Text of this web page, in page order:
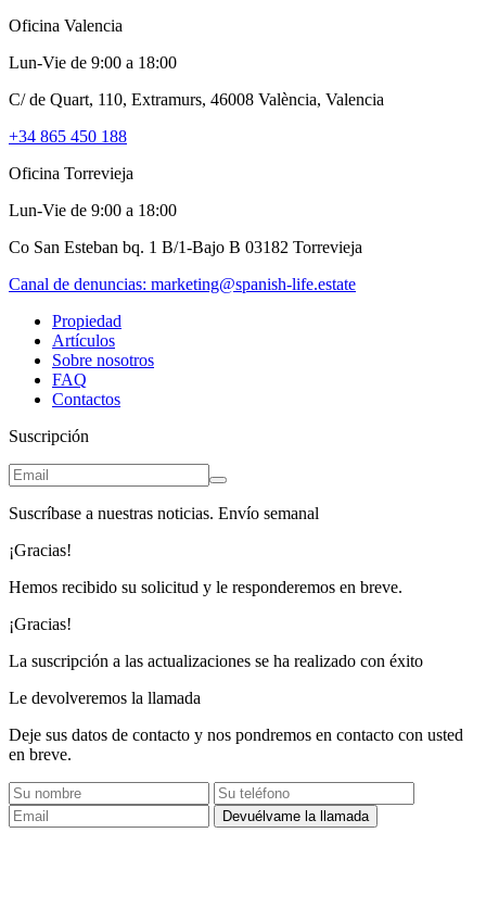
Oficina Valencia
Lun-Vie de 9:00 a 18:00
C/ de Quart, 110, Extramurs, 46008 València, Valencia
+34 865 450 188
Oficina Torrevieja
Lun-Vie de 9:00 a 18:00
Co San Esteban bq. 1 B/1-Bajo B 03182 Torrevieja
Canal de denuncias: marketing@spanish-life.estate
Propiedad
Artículos
Sobre nosotros
FAQ
Contactos
Suscripción
Suscríbase a nuestras noticias. Envío semanal
¡Gracias!
Hemos recibido su solicitud y le responderemos en breve.
¡Gracias!
La suscripción a las actualizaciones se ha realizado con éxito
Le devolveremos la llamada
Deje sus datos de contacto y nos pondremos en contacto con usted
en breve.
Devuélvame la llamada